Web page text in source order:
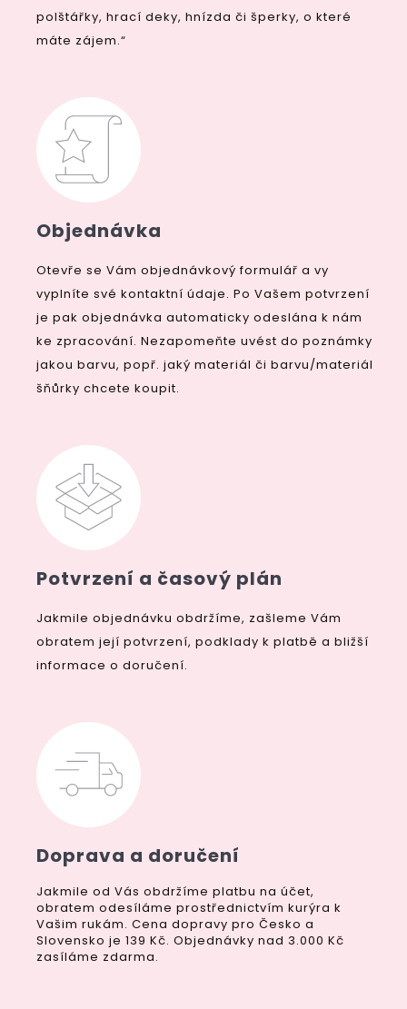
polštářky, hrací deky, hnízda či šperky, o které
máte zájem.“
Objednávka
Otevře se Vám objednávkový formulář a vy
vyplníte své kontaktní údaje. Po Vašem potvrzení
je pak objednávka automaticky odeslána k nám
ke zpracování. Nezapomeňte uvést do poznámky
jakou barvu, popř. jaký materiál či barvu/materiál
šňůrky chcete koupit.
Potvrzení a časový plán
Jakmile objednávku obdržíme, zašleme Vám
obratem její potvrzení, podklady k platbě a bližší
informace o doručení.
Doprava a doručení
Jakmile od Vás obdržíme platbu na účet,
obratem odesíláme prostřednictvím kurýra k
Vašim rukám. Cena dopravy pro Česko a
Slovensko je 139 Kč. Objednávky nad 3.000 Kč
zasíláme zdarma.